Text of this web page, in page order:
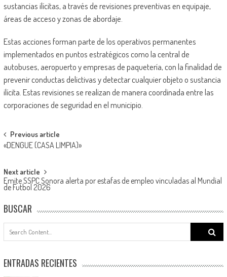
sustancias ilícitas, a través de revisiones preventivas en equipaje,
áreas de acceso y zonas de abordaje.
Estas acciones forman parte de los operativos permanentes
implementados en puntos estratégicos como la central de
autobuses, aeropuerto y empresas de paquetería, con la finalidad de
prevenir conductas delictivas y detectar cualquier objeto o sustancia
ilícita. Estas revisiones se realizan de manera coordinada entre las
corporaciones de seguridad en el municipio.
Post
navigation
Previous article
«DENGUE (CASA LIMPIA)»
Next article
Emite SSPC Sonora alerta por estafas de empleo vinculadas al Mundial
de Futbol 2026
BUSCAR
Search
for:
ENTRADAS RECIENTES